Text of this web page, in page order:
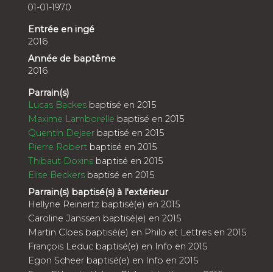
01-01-1970
Entrée en ingé
2016
Année de baptême
2016
Parrain(s)
Lucas Backes baptisé en 2015
Maxime Lamborelle baptisé en 2015
Quentin Dejaer baptisé en 2015
Pierre Robert baptisé en 2015
Thibaut Doxins baptisé en 2015
Elise Beckers baptisé en 2015
Parrain(s) baptisé(s) à l'extérieur
Hellyne Reinertz baptisé(e) en 2015
Caroline Janssen baptisé(e) en 2015
Martin Cloes baptisé(e) en Philo et Lettres en 2015
François Leduc baptisé(e) en Info en 2015
Egon Scheer baptisé(e) en Info en 2015